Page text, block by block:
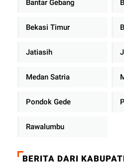
Bantar Gebang
Bekasi Timur
Jatiasih
Medan Satria
Pondok Gede
Rawalumbu
BERITA DARI